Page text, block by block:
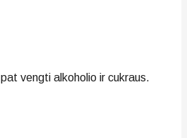
vengti alkoholio ir cukraus.